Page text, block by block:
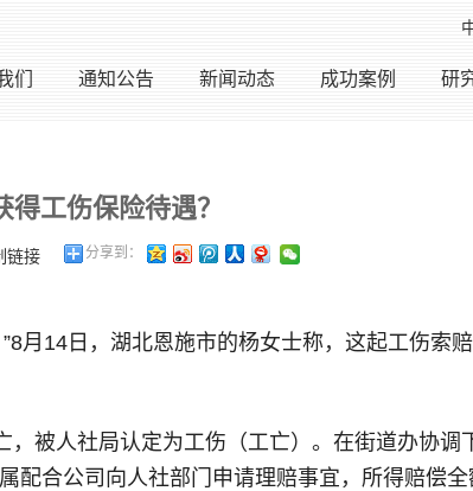
们 通知公告 新闻动态 成功案例 研
工伤保险待遇？
链接 分享到：
月14日，湖北恩施市的杨女士称，这起工伤索
被人社局认定为工伤（工亡）。在街道办协调
配合公司向人社部门申请理赔事宜，所得赔偿全